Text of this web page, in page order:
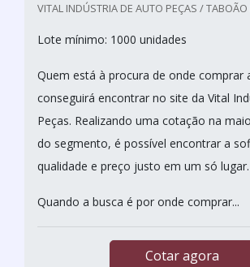
VITAL INDÚSTRIA DE AUTO PEÇAS / TABOÃO
Lote mínimo: 1000 unidades
Quem está à procura de onde comprar
conseguirá encontrar no site da Vital
Peças. Realizando uma cotação na
do segmento, é possível encontrar a
qualidade e preço justo em um só lugar.
Quando a busca é por onde comprar...
Cotar agora